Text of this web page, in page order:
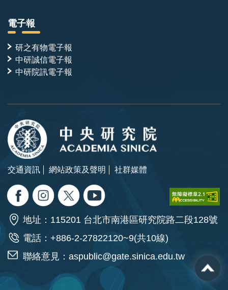
電子報
研之有物電子報
中研誠信電子報
中研院訊電子報
交通資訊 網站政策及聲明 社群媒體
地址：115201 台北市南港區研究院路二段128號
電話：+886-2-27822120~9(共10線)
聯絡意見： aspublic@gate.sinica.edu.tw